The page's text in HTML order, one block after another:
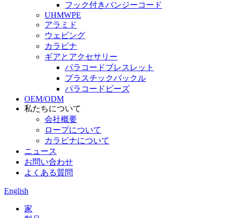
フック付きバンジーコード
UHMWPE
アラミド
ウェビング
カラビナ
ギアとアクセサリー
パラコードブレスレット
プラスチックバックル
パラコードビーズ
OEM/ODM
私たちについて
会社概要
ロープについて
カラビナについて
ニュース
お問い合わせ
よくある質問
English
家